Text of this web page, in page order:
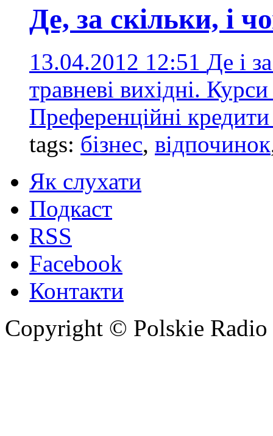
Де, за скільки, і
13.04.2012 12:51 Де і
травневі вихідні.
Преференційні кредити
tags: бізнес, відпочинок
Як слухати
Подкаст
RSS
Facebook
Контакти
Copyright © Polskie